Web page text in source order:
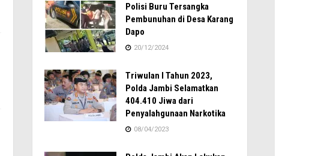
Polisi Buru Tersangka
Pembunuhan di Desa Karang
Dapo
20/12/2024
Triwulan I Tahun 2023,
Polda Jambi Selamatkan
404.410 Jiwa dari
Penyalahgunaan Narkotika
08/04/2023